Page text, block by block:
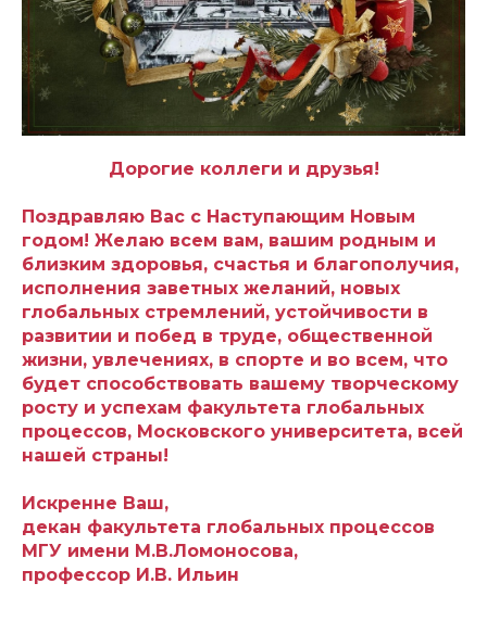
Дорогие коллеги и друзья!
Поздравляю Вас с Наступающим Новым
годом! Желаю всем вам, вашим родным и
близким здоровья, счастья и благополучия,
исполнения заветных желаний, новых
глобальных стремлений, устойчивости в
развитии и побед в труде, общественной
жизни, увлечениях, в спорте и во всем, что
будет способствовать вашему творческому
росту и успехам факультета глобальных
процессов, Московского университета, всей
нашей страны!
Искренне Ваш,
декан факультета глобальных процессов
МГУ имени М.В.Ломоносова,
профессор И.В. Ильин